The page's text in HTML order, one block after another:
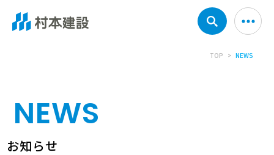
TOP NEWS
NEWS
お知らせ